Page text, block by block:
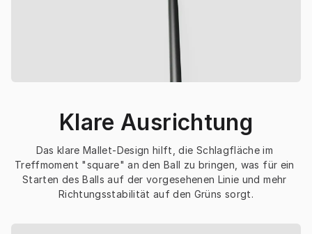
Klare Ausrichtung
Das klare Mallet-Design hilft, die Schlagfläche im
Treffmoment "square" an den Ball zu bringen, was für ein
Starten des Balls auf der vorgesehenen Linie und mehr
Richtungsstabilität auf den Grüns sorgt.